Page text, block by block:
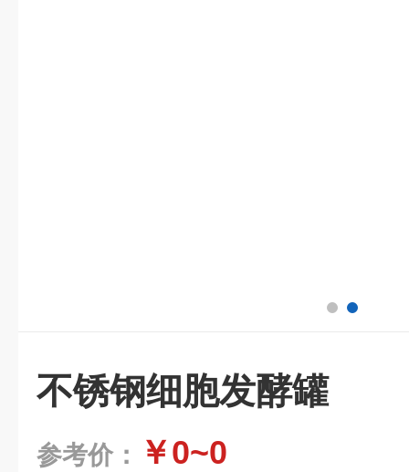
不锈钢细胞发酵罐
参考价： ￥0~0